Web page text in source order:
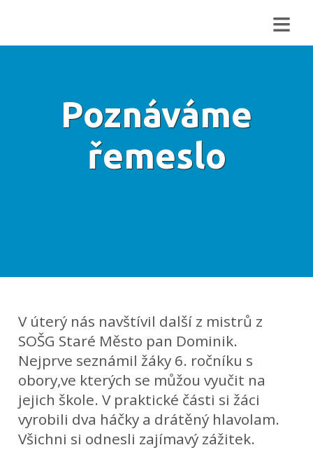
≡
Poznáváme
řemeslo
V úterý nás navštívil další z mistrů z
SOŠG Staré Město pan Dominik.
Nejprve seznámil žáky 6. ročníku s
obory,ve kterých se můžou vyučit na
jejich škole. V praktické části si žáci
vyrobili dva háčky a drátěný hlavolam.
Všichni si odnesli zajímavý zážitek.